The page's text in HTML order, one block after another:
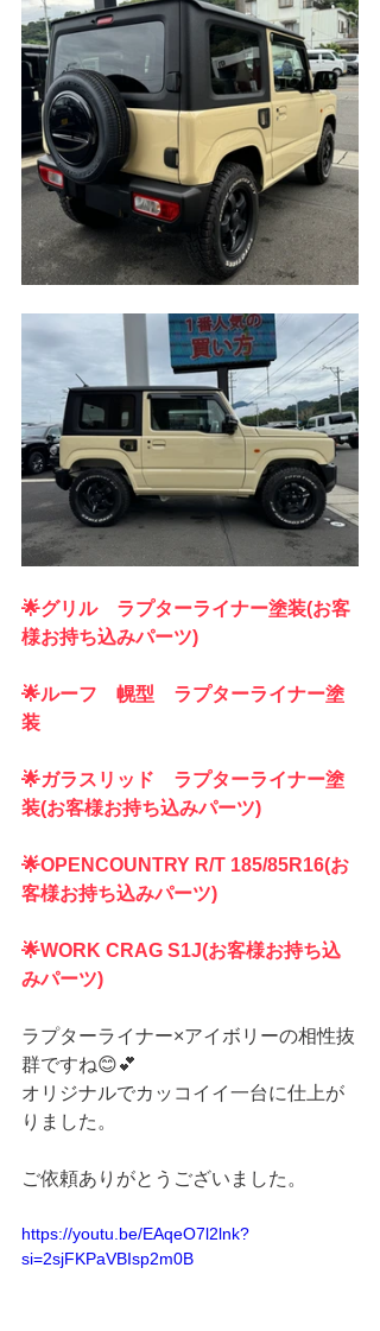
🌟グリル　ラプターライナー塗装(お客
様お持ち込みパーツ)
🌟ルーフ　幌型　ラプターライナー塗
装
🌟ガラスリッド　ラプターライナー塗
装(お客様お持ち込みパーツ)
🌟OPENCOUNTRY R/T 185/85R16(お
客様お持ち込みパーツ)
🌟WORK CRAG S1J(お客様お持ち込
みパーツ)
ラプターライナー×アイボリーの相性抜
群ですね😊💕
オリジナルでカッコイイ一台に仕上が
りました。
ご依頼ありがとうございました。
https://youtu.be/EAqeO7l2lnk?
si=2sjFKPaVBIsp2m0B